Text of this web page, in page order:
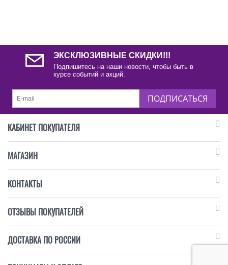
ЭКСКЛЮЗИВНЫЕ СКИДКИ!!!
Подпишитесь на наши новости, чтобы быть в
курсе событий и акций.
ПОДПИСАТЬСЯ
КАБИНЕТ ПОКУПАТЕЛЯ
МАГАЗИН
КОНТАКТЫ
ОТЗЫВЫ ПОКУПАТЕЛЕЙ
ДОСТАВКА ПО РОССИИ